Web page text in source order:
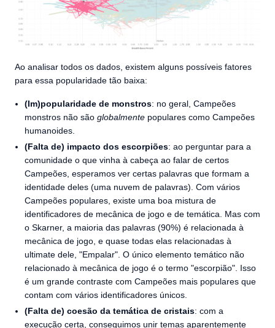
Ao analisar todos os dados, existem alguns possíveis fatores
para essa popularidade tão baixa:
(Im)popularidade de monstros: no geral, Campeões
monstros não são globalmente populares como Campeões
humanoides.
(Falta de) impacto dos escorpiões: ao perguntar para a
comunidade o que vinha à cabeça ao falar de certos
Campeões, esperamos ver certas palavras que formam a
identidade deles (uma nuvem de palavras). Com vários
Campeões populares, existe uma boa mistura de
identificadores de mecânica de jogo e de temática. Mas com
o Skarner, a maioria das palavras (90%) é relacionada à
mecânica de jogo, e quase todas elas relacionadas à
ultimate dele, "Empalar". O único elemento temático não
relacionado à mecânica de jogo é o termo "escorpião". Isso
é um grande contraste com Campeões mais populares que
contam com vários identificadores únicos.
(Falta de) coesão da temática de cristais: com a
execução certa, conseguimos unir temas aparentemente